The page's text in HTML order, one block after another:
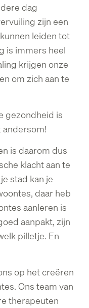
dag
zijn een
leiden tot
is immers heel
krijgen onze
om zich aan te
gezondheid is
andersom!
is daarom dus
klachtaan te
stad kan je
daar heb
aanleren is
aanpakt,zijn
pilletje. En
op het creëren
Onsteam van
therapeuten